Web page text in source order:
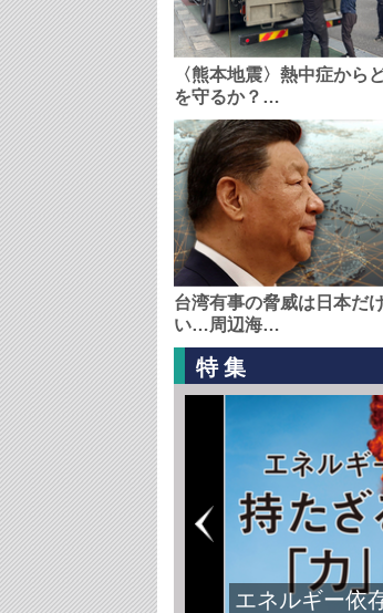
〈熊本地震〉熱中症から
を守るか？…
台湾有事の脅威は日本だ
い…周辺海…
特集
エネルギー依